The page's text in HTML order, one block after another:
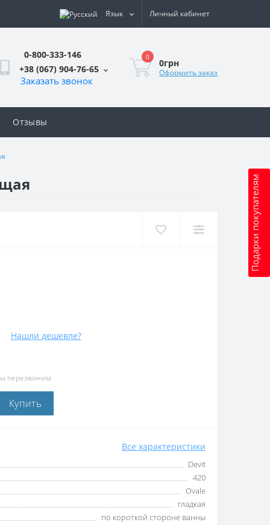
Язык Личный кабинет
0-800-333-146
+38 (067) 904-76-65
Заказать звонок
0
0грн
Оформить заказ
Подарки покупателям
Отзывы
Нашли дешевле?
перезвоним
Купить
Все характеристики
Devit
420
Ovale
гладкая
по короткой стороне ванны